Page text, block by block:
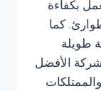
بكفاءة
كما
طويلة
الأفضل